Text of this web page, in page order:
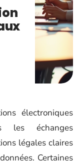
électroniques
les échanges
légales claires
Certaines